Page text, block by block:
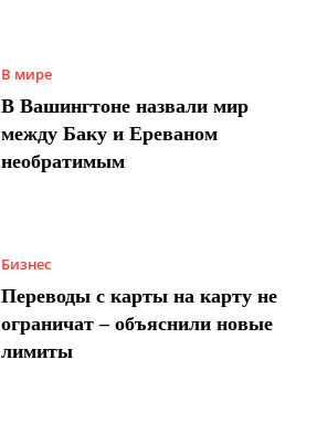
В мире
В Вашингтоне назвали мир
между Баку и Ереваном
необратимым
Бизнес
Переводы с карты на карту не
ограничат – объяснили новые
лимиты